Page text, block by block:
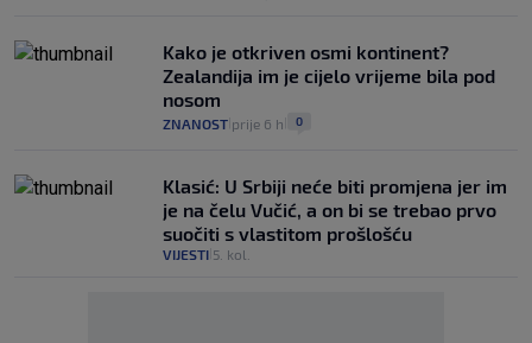
Kako je otkriven osmi kontinent?
Zealandija im je cijelo vrijeme bila pod
nosom
ZNANOST prije 6 h 0
Klasić: U Srbiji neće biti promjena jer im
je na čelu Vučić, a on bi se trebao prvo
suočiti s vlastitom prošlošću
VIJESTI 5. kol.